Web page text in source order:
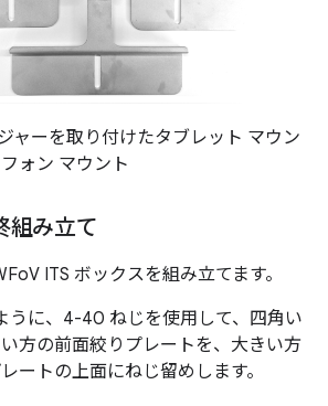
ャーを取り付けたタブレット マウン
ォン マウント
組み立て
ITS ボックスを組み立てます。
うに、4-40 ねじを使用して、四角い
方の前面絞りプレートを、大きい方
ートの上面にねじ留めします。